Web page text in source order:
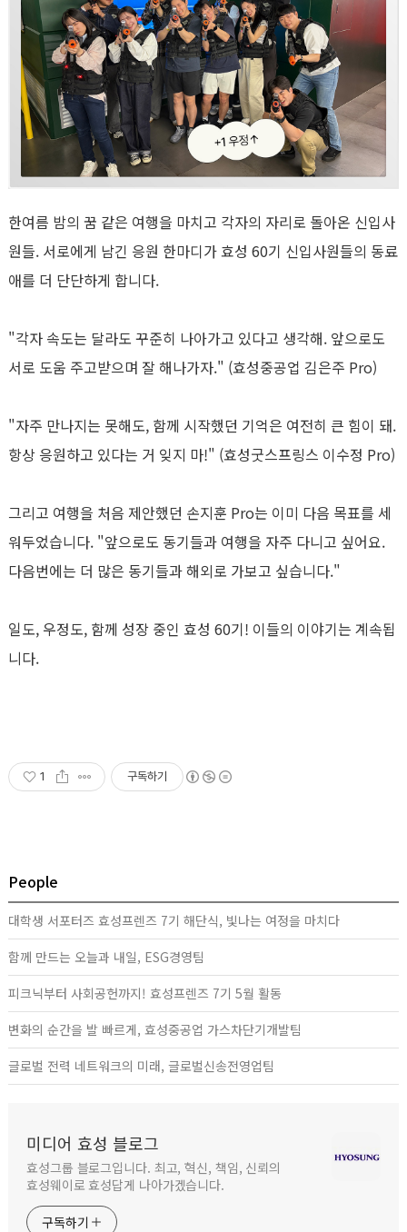
한여름 밤의 꿈 같은 여행을 마치고 각자의 자리로 돌아온 신입사
원들. 서로에게 남긴 응원 한마디가 효성 60기 신입사원들의 동료
애를 더 단단하게 합니다.
"각자 속도는 달라도 꾸준히 나아가고 있다고 생각해. 앞으로도
서로 도움 주고받으며 잘 해나가자." (효성중공업 김은주 Pro)
"자주 만나지는 못해도, 함께 시작했던 기억은 여전히 큰 힘이 돼.
항상 응원하고 있다는 거 잊지 마!" (효성굿스프링스 이수정 Pro)
그리고 여행을 처음 제안했던 손지훈 Pro는 이미 다음 목표를 세
워두었습니다. "앞으로도 동기들과 여행을 자주 다니고 싶어요.
다음번에는 더 많은 동기들과 해외로 가보고 싶습니다."
일도, 우정도, 함께 성장 중인 효성 60기! 이들의 이야기는 계속됩
니다.
1 구독하기
People
대학생 서포터즈 효성프렌즈 7기 해단식, 빛나는 여정을 마치다
함께 만드는 오늘과 내일, ESG경영팀
피크닉부터 사회공헌까지! 효성프렌즈 7기 5월 활동
변화의 순간을 발 빠르게, 효성중공업 가스차단기개발팀
글로벌 전력 네트워크의 미래, 글로벌신송전영업팀
미디어 효성 블로그
효성그룹 블로그입니다. 최고, 혁신, 책임, 신뢰의
효성웨이로 효성답게 나아가겠습니다.
구독하기